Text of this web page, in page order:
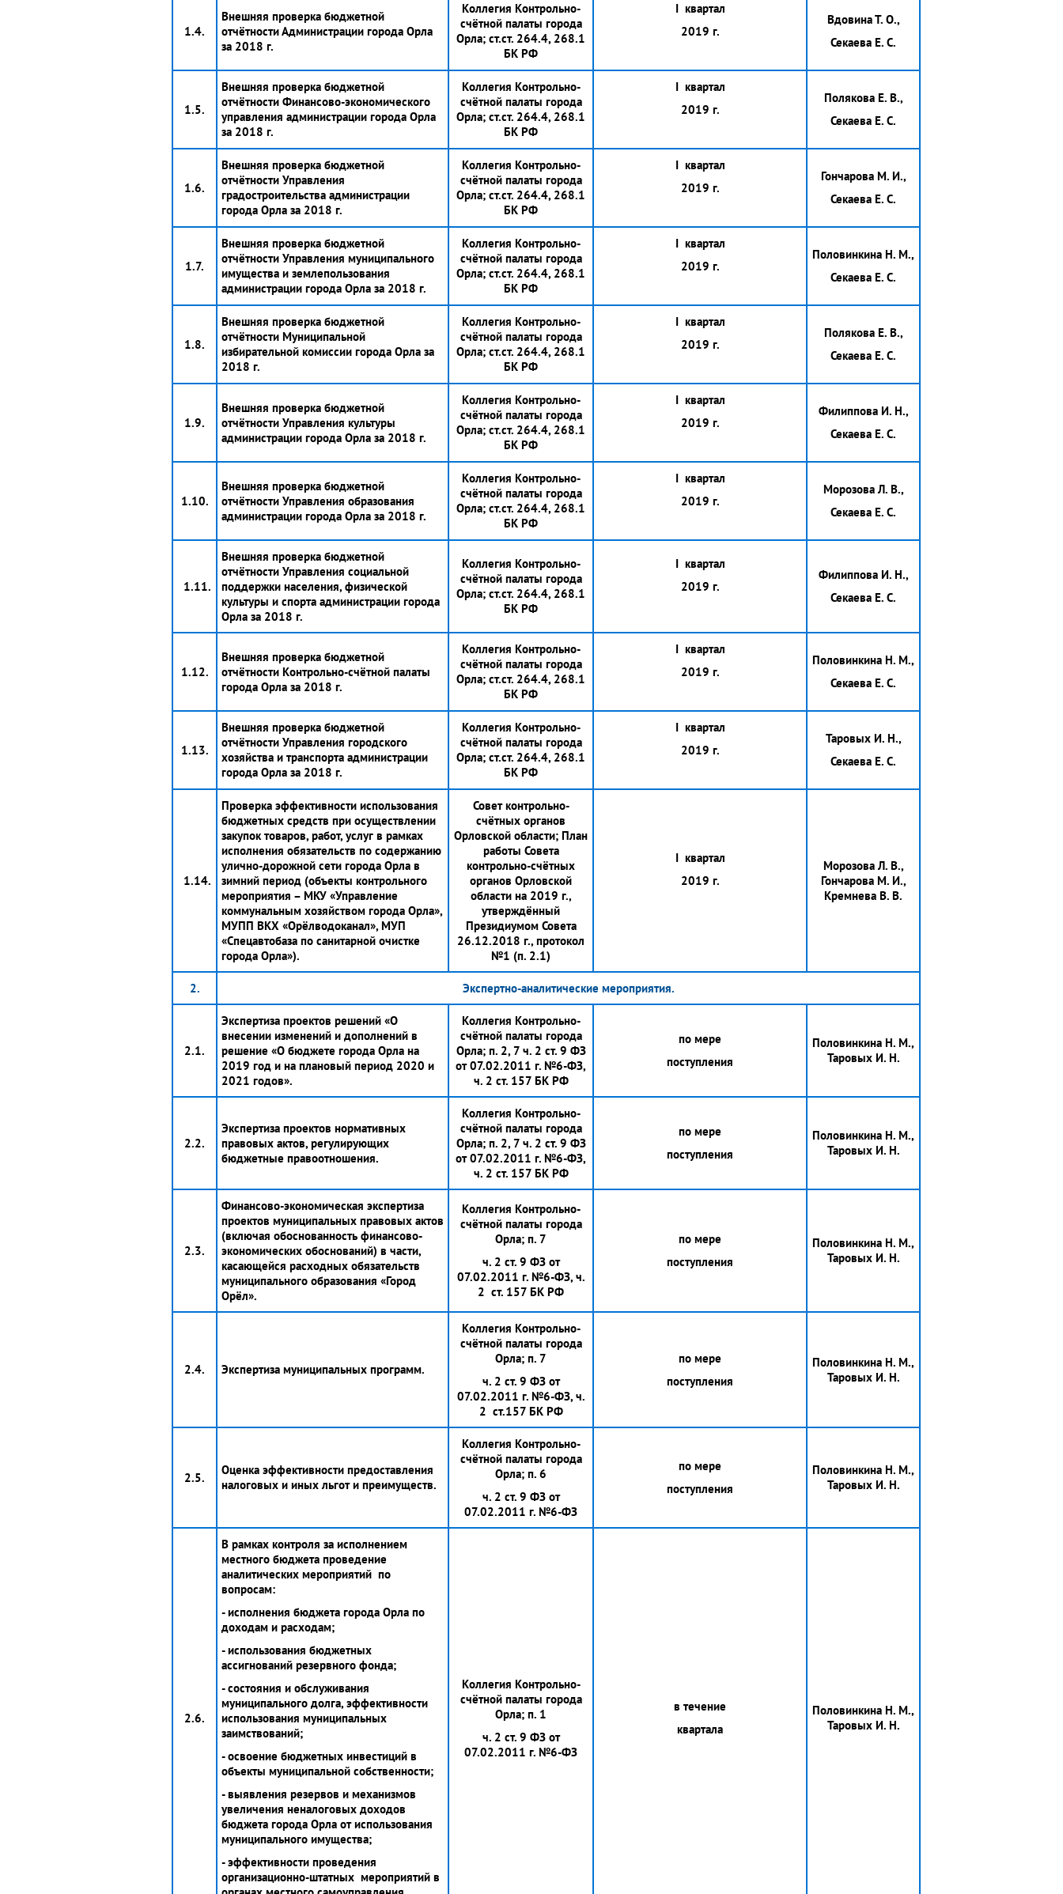
1.4.
Внешняя проверка бюджетной
отчётности Администрации города Орла
за 2018 г.
Коллегия Контрольно-
счётной палаты города
Орла; ст.ст. 264.4, 268.1
БК РФ
I квартал
2019 г.
Вдовина Т. О.,
Секаева Е. С.
1.5.
Внешняя проверка бюджетной
отчётности Финансово-экономического
управления администрации города Орла
за 2018 г.
Коллегия Контрольно-
счётной палаты города
Орла; ст.ст. 264.4, 268.1
БК РФ
I квартал
2019 г.
Полякова Е. В.,
Секаева Е. С.
1.6.
Внешняя проверка бюджетной
отчётности Управления
градостроительства администрации
города Орла за 2018 г.
Коллегия Контрольно-
счётной палаты города
Орла; ст.ст. 264.4, 268.1
БК РФ
I квартал
2019 г.
Гончарова М. И.,
Секаева Е. С.
1.7.
Внешняя проверка бюджетной
отчётности Управления муниципального
имущества и землепользования
администрации города Орла за 2018 г.
Коллегия Контрольно-
счётной палаты города
Орла; ст.ст. 264.4, 268.1
БК РФ
I квартал
2019 г.
Половинкина Н. М.,
Секаева Е. С.
1.8.
Внешняя проверка бюджетной
отчётности Муниципальной
избирательной комиссии города Орла за
2018 г.
Коллегия Контрольно-
счётной палаты города
Орла; ст.ст. 264.4, 268.1
БК РФ
I квартал
2019 г.
Полякова Е. В.,
Секаева Е. С.
1.9.
Внешняя проверка бюджетной
отчётности Управления культуры
администрации города Орла за 2018 г.
Коллегия Контрольно-
счётной палаты города
Орла; ст.ст. 264.4, 268.1
БК РФ
I квартал
2019 г.
Филиппова И. Н.,
Секаева Е. С.
1.10.
Внешняя проверка бюджетной
отчётности Управления образования
администрации города Орла за 2018 г.
Коллегия Контрольно-
счётной палаты города
Орла; ст.ст. 264.4, 268.1
БК РФ
I квартал
2019 г.
Морозова Л. В.,
Секаева Е. С.
1.11.
Внешняя проверка бюджетной
отчётности Управления социальной
поддержки населения, физической
культуры и спорта администрации города
Орла за 2018 г.
Коллегия Контрольно-
счётной палаты города
Орла; ст.ст. 264.4, 268.1
БК РФ
I квартал
2019 г.
Филиппова И. Н.,
Секаева Е. С.
1.12.
Внешняя проверка бюджетной
отчётности Контрольно-счётной палаты
города Орла за 2018 г.
Коллегия Контрольно-
счётной палаты города
Орла; ст.ст. 264.4, 268.1
БК РФ
I квартал
2019 г.
Половинкина Н. М.,
Секаева Е. С.
1.13.
Внешняя проверка бюджетной
отчётности Управления городского
хозяйства и транспорта администрации
города Орла за 2018 г.
Коллегия Контрольно-
счётной палаты города
Орла; ст.ст. 264.4, 268.1
БК РФ
I квартал
2019 г.
Таровых И. Н.,
Секаева Е. С.
1.14.
Проверка эффективности использования
бюджетных средств при осуществлении
закупок товаров, работ, услуг в рамках
исполнения обязательств по содержанию
улично-дорожной сети города Орла в
зимний период (объекты контрольного
мероприятия – МКУ «Управление
коммунальным хозяйством города Орла»,
МУПП ВКХ «Орёлводоканал», МУП
«Спецавтобаза по санитарной очистке
города Орла»).
Совет контрольно-
счётных органов
Орловской области; План
работы Совета
контрольно-счётных
органов Орловской
области на 2019 г.,
утверждённый
Президиумом Совета
26.12.2018 г., протокол
№1 (п. 2.1)
I квартал
2019 г.
Морозова Л. В.,
Гончарова М. И.,
Кремнева В. В.
2. Экспертно-аналитические мероприятия.
2.1.
Экспертиза проектов решений «О
внесении изменений и дополнений в
решение «О бюджете города Орла на
2019 год и на плановый период 2020 и
2021 годов».
Коллегия Контрольно-
счётной палаты города
Орла; п. 2, 7 ч. 2 ст. 9 ФЗ
от 07.02.2011 г. №6-ФЗ,
ч. 2 ст. 157 БК РФ
по мере
поступления
Половинкина Н. М.,
Таровых И. Н.
2.2.
Экспертиза проектов нормативных
правовых актов, регулирующих
бюджетные правоотношения.
Коллегия Контрольно-
счётной палаты города
Орла; п. 2, 7 ч. 2 ст. 9 ФЗ
от 07.02.2011 г. №6-ФЗ,
ч. 2 ст. 157 БК РФ
по мере
поступления
Половинкина Н. М.,
Таровых И. Н.
2.3.
Финансово-экономическая экспертиза
проектов муниципальных правовых актов
(включая обоснованность финансово-
экономических обоснований) в части,
касающейся расходных обязательств
муниципального образования «Город
Орёл».
Коллегия Контрольно-
счётной палаты города
Орла; п. 7
ч. 2 ст. 9 ФЗ от
07.02.2011 г. №6-ФЗ, ч.
2 ст. 157 БК РФ
по мере
поступления
Половинкина Н. М.,
Таровых И. Н.
2.4. Экспертиза муниципальных программ.
Коллегия Контрольно-
счётной палаты города
Орла; п. 7
ч. 2 ст. 9 ФЗ от
07.02.2011 г. №6-ФЗ, ч.
2 ст.157 БК РФ
по мере
поступления
Половинкина Н. М.,
Таровых И. Н.
2.5.
Оценка эффективности предоставления
налоговых и иных льгот и преимуществ.
Коллегия Контрольно-
счётной палаты города
Орла; п. 6
ч. 2 ст. 9 ФЗ от
07.02.2011 г. №6-ФЗ
по мере
поступления
Половинкина Н. М.,
Таровых И. Н.
2.6.
В рамках контроля за исполнением
местного бюджета проведение
аналитических мероприятий по
вопросам:
- исполнения бюджета города Орла по
доходам и расходам;
- использования бюджетных
ассигнований резервного фонда;
- состояния и обслуживания
муниципального долга, эффективности
использования муниципальных
заимствований;
- освоение бюджетных инвестиций в
объекты муниципальной собственности;
- выявления резервов и механизмов
увеличения неналоговых доходов
бюджета города Орла от использования
муниципального имущества;
- эффективности проведения
организационно-штатных мероприятий в
Коллегия Контрольно-
счётной палаты города
Орла; п. 1
ч. 2 ст. 9 ФЗ от
07.02.2011 г. №6-ФЗ
в течение
квартала
Половинкина Н. М.,
Таровых И. Н.